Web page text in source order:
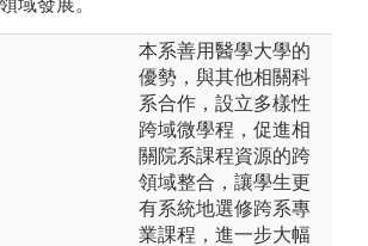
本系善用醫學大學的
優勢，與其他相關科
系合作，設立多樣性
跨域微學程，促進相
關院系課程資源的跨
領域整合，讓學生更
有系統地選修跨系專
業課程，進一步大幅